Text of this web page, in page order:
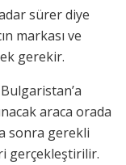
sürer diye
markası ve
gerekir.
araca orada
sonra gerekli
gerçekleştirilir.